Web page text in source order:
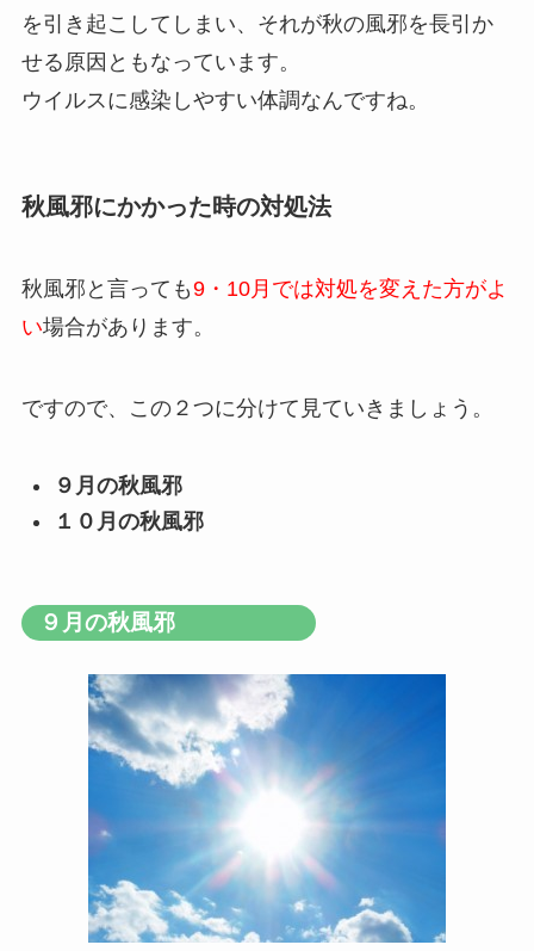
を引き起こしてしまい、それが秋の風邪を長引か
せる原因ともなっています。
ウイルスに感染しやすい体調なんですね。
秋風邪にかかった時の対処法
秋風邪と言っても9・10月では対処を変えた方がよ
い場合があります。
ですので、この２つに分けて見ていきましょう。
９月の秋風邪
１０月の秋風邪
９月の秋風邪